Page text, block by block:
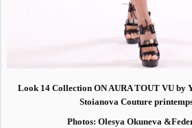
Look 14 Collection ON AURA TOUT VU by
Stoianova Couture
Photos: Olesya Okuneva